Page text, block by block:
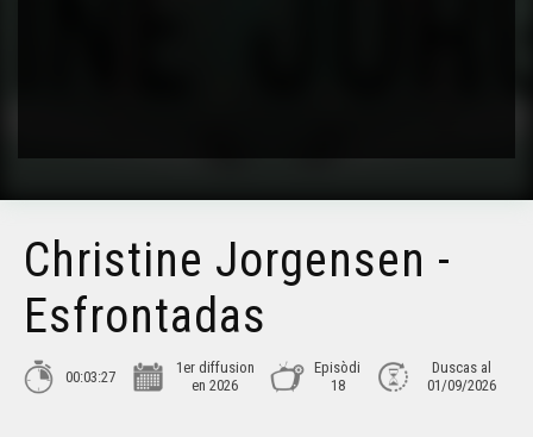
Christine Jorgensen -
Esfrontadas
00:03:27
1er diffusion
en 2026
Episòdi
18
Duscas al
01/09/2026